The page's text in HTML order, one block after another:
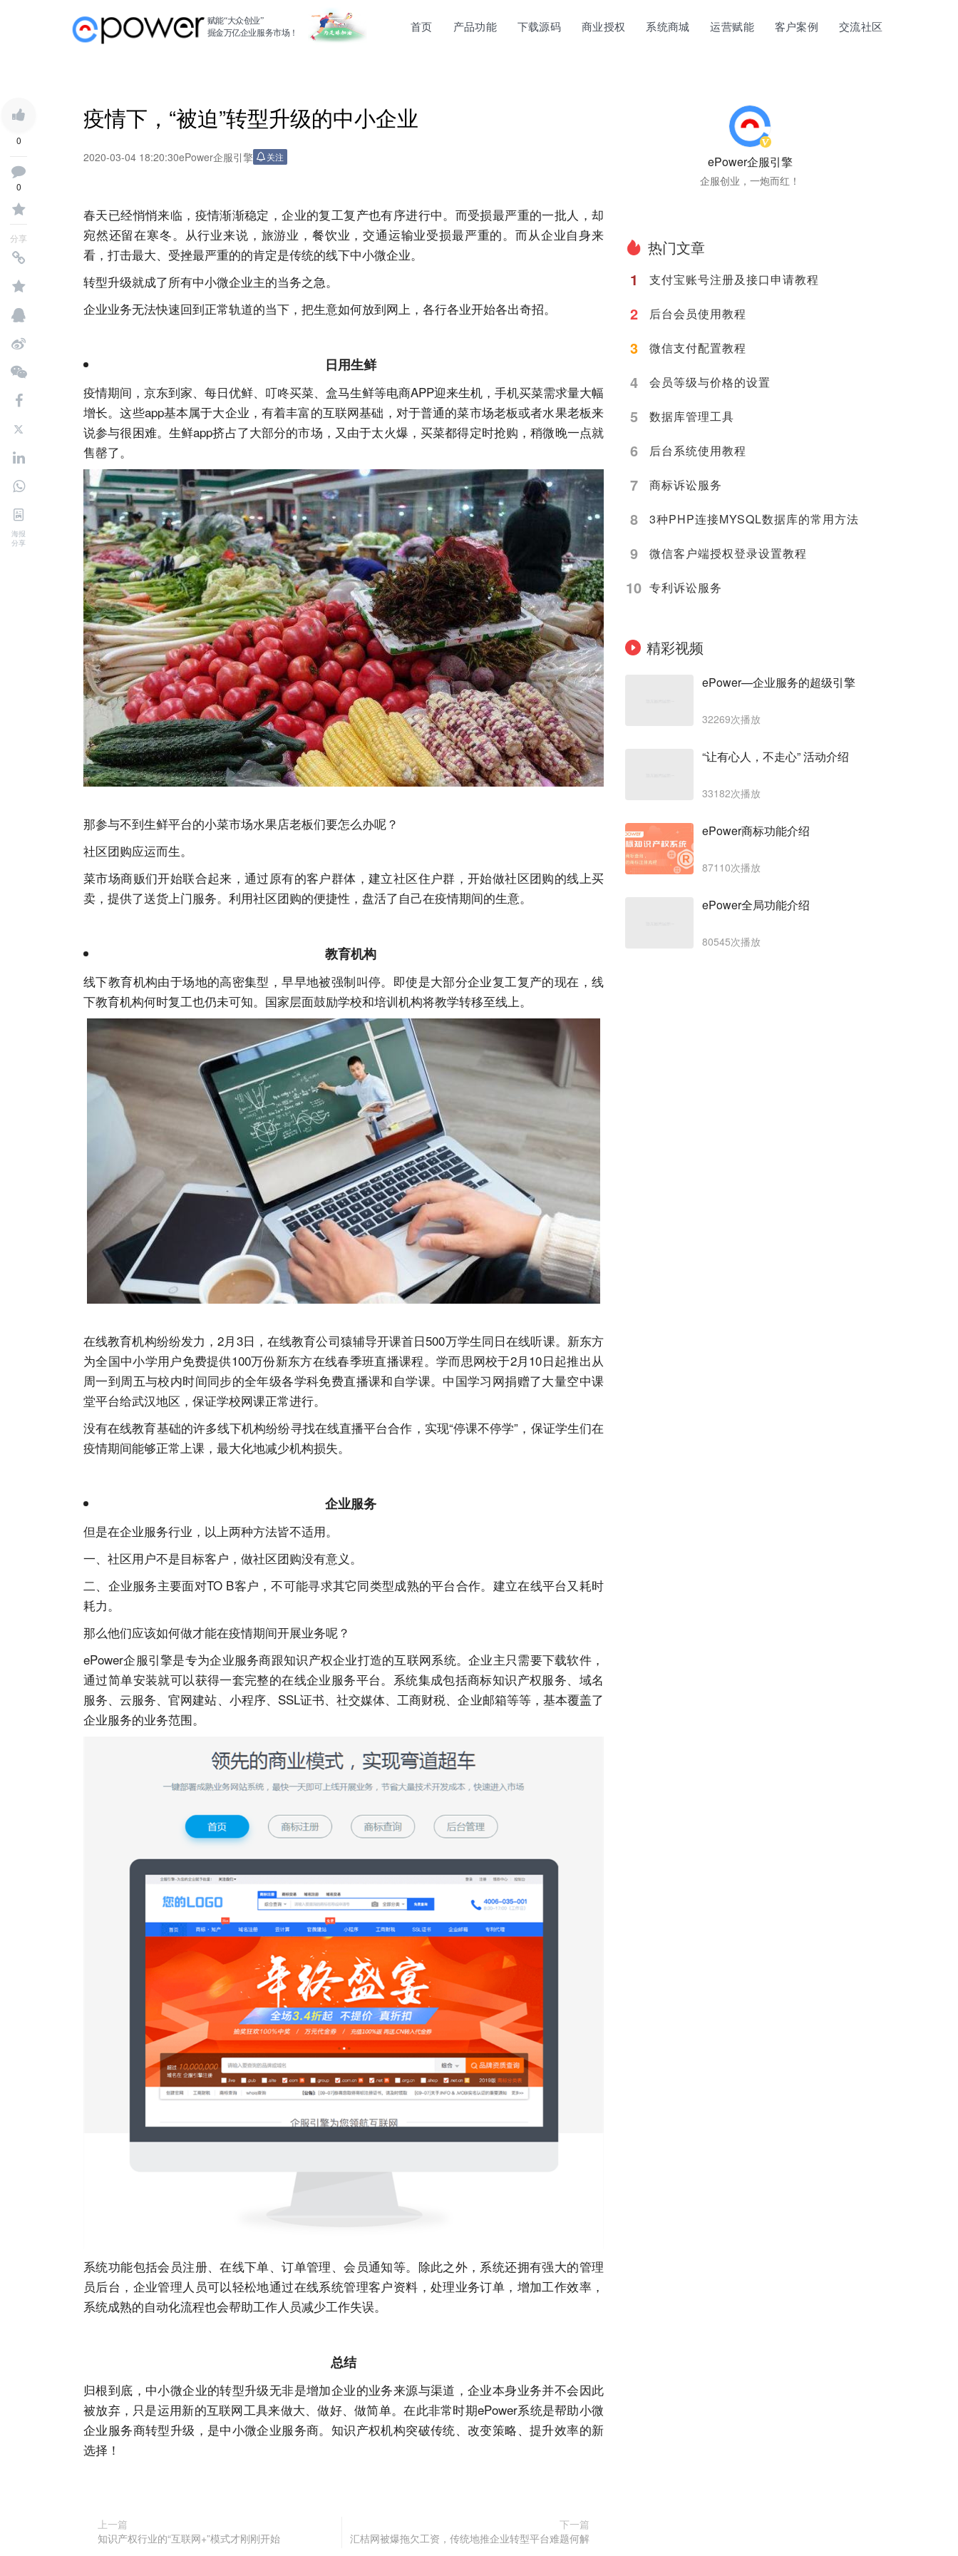
首页 产品功能 下载源码 商业授权 系统商城 运营赋能 客户案例 交流社区
赋能“大众创业”
掘金万亿企业服务市场！
0
0
分享
海报
分享
疫情下，“被迫”转型升级的中小企业
2020-03-04 18:20:30ePower企服引擎 关注
春天已经悄悄来临，疫情渐渐稳定，企业的复工复产也有序进行中。而受损最严重的一批人，却
宛然还留在寒冬。从行业来说，旅游业，餐饮业，交通运输业受损最严重的。而从企业自身来
看，打击最大、受挫最严重的的肯定是传统的线下中小微企业。
转型升级就成了所有中小微企业主的当务之急。
企业业务无法快速回到正常轨道的当下，把生意如何放到网上，各行各业开始各出奇招。
日用生鲜
疫情期间，京东到家、每日优鲜、叮咚买菜、盒马生鲜等电商APP迎来生机，手机买菜需求量大幅
增长。这些app基本属于大企业，有着丰富的互联网基础，对于普通的菜市场老板或者水果老板来
说参与很困难。生鲜app挤占了大部分的市场，又由于太火爆，买菜都得定时抢购，稍微晚一点就
售罄了。
那参与不到生鲜平台的小菜市场水果店老板们要怎么办呢？
社区团购应运而生。
菜市场商贩们开始联合起来，通过原有的客户群体，建立社区住户群，开始做社区团购的线上买
卖，提供了送货上门服务。利用社区团购的便捷性，盘活了自己在疫情期间的生意。
教育机构
线下教育机构由于场地的高密集型，早早地被强制叫停。即使是大部分企业复工复产的现在，线
下教育机构何时复工也仍未可知。国家层面鼓励学校和培训机构将教学转移至线上。
在线教育机构纷纷发力，2月3日，在线教育公司猿辅导开课首日500万学生同日在线听课。新东方
为全国中小学用户免费提供100万份新东方在线春季班直播课程。学而思网校于2月10日起推出从
周一到周五与校内时间同步的全年级各学科免费直播课和自学课。中国学习网捐赠了大量空中课
堂平台给武汉地区，保证学校网课正常进行。
没有在线教育基础的许多线下机构纷纷寻找在线直播平台合作，实现“停课不停学”，保证学生们在
疫情期间能够正常上课，最大化地减少机构损失。
企业服务
但是在企业服务行业，以上两种方法皆不适用。
一、社区用户不是目标客户，做社区团购没有意义。
二、企业服务主要面对TO B客户，不可能寻求其它同类型成熟的平台合作。建立在线平台又耗时
耗力。
那么他们应该如何做才能在疫情期间开展业务呢？
ePower企服引擎是专为企业服务商跟知识产权企业打造的互联网系统。企业主只需要下载软件，
通过简单安装就可以获得一套完整的在线企业服务平台。系统集成包括商标知识产权服务、 域名
服务、云服务、官网建站、小程序、SSL证书、社交媒体、工商财税、企业邮箱等等，基本覆盖了
企业服务的业务范围。
系统功能包括会员注册、在线下单、订单管理、会员通知等。除此之外，系统还拥有强大的管理
员后台，企业管理人员可以轻松地通过在线系统管理客户资料，处理业务订单，增加工作效率，
系统成熟的自动化流程也会帮助工作人员减少工作失误。
总结
归根到底，中小微企业的转型升级无非是增加企业的业务来源与渠道，企业本身业务并不会因此
被放弃，只是运用新的互联网工具来做大、做好、做简单。在此非常时期ePower系统是帮助小微
企业服务商转型升级，是中小微企业服务商。知识产权机构突破传统、改变策略、提升效率的新
选择！
上一篇
知识产权行业的“互联网+”模式才刚刚开始
下一篇
汇桔网被爆拖欠工资，传统地推企业转型平台难题何解
ePower企服引擎
企服创业，一炮而红！
热门文章
1
支付宝账号注册及接口申请教程
2 后台会员使用教程
3 微信支付配置教程
4 会员等级与价格的设置
5 数据库管理工具
6 后台系统使用教程
7 商标诉讼服务
8 3种PHP连接MYSQL数据库的常用方法
9 微信客户端授权登录设置教程
10 专利诉讼服务
精彩视频
ePower—企业服务的超级引擎
32269次播放
“让有心人，不走心” 活动介绍
33182次播放
ePower商标功能介绍
87110次播放
ePower全局功能介绍
80545次播放